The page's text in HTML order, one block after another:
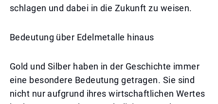
schlagen und dabei in die Zukunft zu weisen.
Bedeutung über Edelmetalle hinaus
Gold und Silber haben in der Geschichte immer
eine besondere Bedeutung getragen. Sie sind
nicht nur aufgrund ihres wirtschaftlichen Wertes